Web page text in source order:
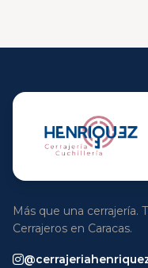
Más que una cerrajería.
Cerrajeros en Caracas.